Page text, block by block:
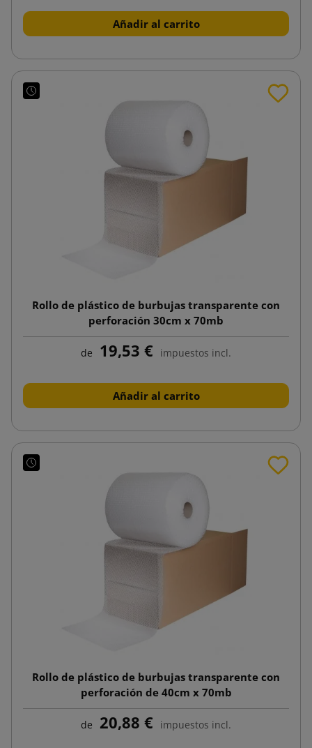
Añadir al carrito
Rollo de plástico de burbujas transparente con
perforación 30cm x 70mb
de 19,53 € impuestos incl.
Añadir al carrito
Rollo de plástico de burbujas transparente con
perforación de 40cm x 70mb
de 20,88 € impuestos incl.